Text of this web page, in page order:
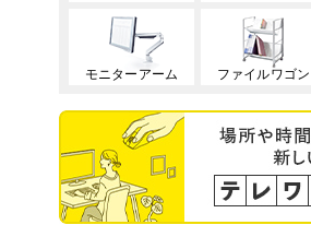
モニターアーム ファイルワゴン